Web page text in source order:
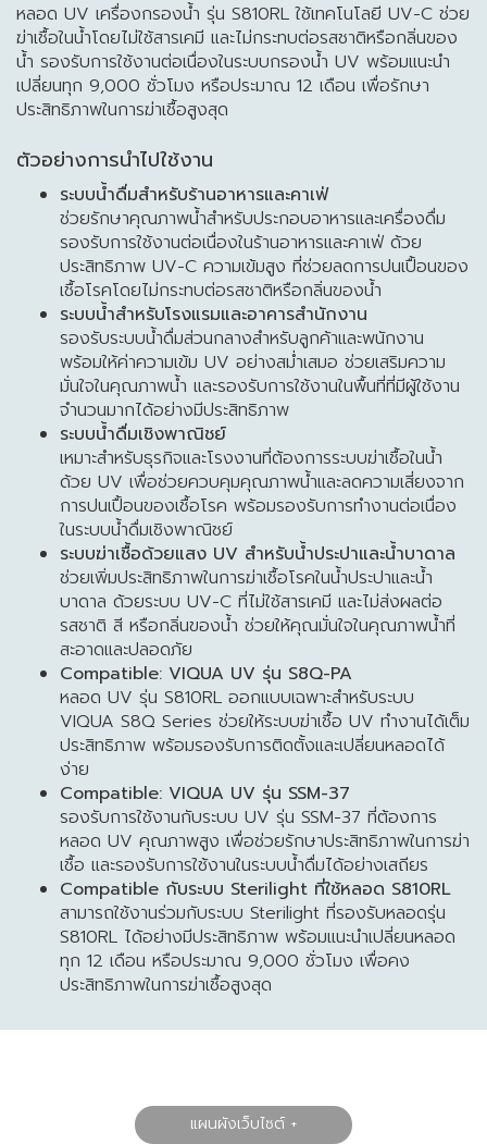
หลอด UV เครื่องกรองน้ำ รุ่น S810RL ใช้เทคโนโลยี UV-C ช่วย
ฆ่าเชื้อในน้ำโดยไม่ใช้สารเคมี และไม่กระทบต่อรสชาติหรือกลิ่นของ
น้ำ รองรับการใช้งานต่อเนื่องในระบบกรองน้ำ UV พร้อมแนะนำ
เปลี่ยนทุก 9,000 ชั่วโมง หรือประมาณ 12 เดือน เพื่อรักษา
ประสิทธิภาพในการฆ่าเชื้อสูงสุด
ตัวอย่างการนำไปใช้งาน
ระบบน้ำดื่มสำหรับร้านอาหารและคาเฟ่
ช่วยรักษาคุณภาพน้ำสำหรับประกอบอาหารและเครื่องดื่ม
รองรับการใช้งานต่อเนื่องในร้านอาหารและคาเฟ่ ด้วย
ประสิทธิภาพ UV-C ความเข้มสูง ที่ช่วยลดการปนเปื้อนของ
เชื้อโรคโดยไม่กระทบต่อรสชาติหรือกลิ่นของน้ำ
ระบบน้ำสำหรับโรงแรมและอาคารสำนักงาน
รองรับระบบน้ำดื่มส่วนกลางสำหรับลูกค้าและพนักงาน
พร้อมให้ค่าความเข้ม UV อย่างสม่ำเสมอ ช่วยเสริมความ
มั่นใจในคุณภาพน้ำ และรองรับการใช้งานในพื้นที่ที่มีผู้ใช้งาน
จำนวนมากได้อย่างมีประสิทธิภาพ
ระบบน้ำดื่มเชิงพาณิชย์
เหมาะสำหรับธุรกิจและโรงงานที่ต้องการระบบฆ่าเชื้อในน้ำ
ด้วย UV เพื่อช่วยควบคุมคุณภาพน้ำและลดความเสี่ยงจาก
การปนเปื้อนของเชื้อโรค พร้อมรองรับการทำงานต่อเนื่อง
ในระบบน้ำดื่มเชิงพาณิชย์
ระบบฆ่าเชื้อด้วยแสง UV สำหรับน้ำประปาและน้ำบาดาล
ช่วยเพิ่มประสิทธิภาพในการฆ่าเชื้อโรคในน้ำประปาและน้ำ
บาดาล ด้วยระบบ UV-C ที่ไม่ใช้สารเคมี และไม่ส่งผลต่อ
รสชาติ สี หรือกลิ่นของน้ำ ช่วยให้คุณมั่นใจในคุณภาพน้ำที่
สะอาดและปลอดภัย
Compatible: VIQUA UV รุ่น S8Q-PA
หลอด UV รุ่น S810RL ออกแบบเฉพาะสำหรับระบบ
VIQUA S8Q Series ช่วยให้ระบบฆ่าเชื้อ UV ทำงานได้เต็ม
ประสิทธิภาพ พร้อมรองรับการติดตั้งและเปลี่ยนหลอดได้
ง่าย
Compatible: VIQUA UV รุ่น SSM-37
รองรับการใช้งานกับระบบ UV รุ่น SSM-37 ที่ต้องการ
หลอด UV คุณภาพสูง เพื่อช่วยรักษาประสิทธิภาพในการฆ่า
เชื้อ และรองรับการใช้งานในระบบน้ำดื่มได้อย่างเสถียร
Compatible กับระบบ Sterilight ที่ใช้หลอด S810RL
สามารถใช้งานร่วมกับระบบ Sterilight ที่รองรับหลอดรุ่น
S810RL ได้อย่างมีประสิทธิภาพ พร้อมแนะนำเปลี่ยนหลอด
ทุก 12 เดือน หรือประมาณ 9,000 ชั่วโมง เพื่อคง
ประสิทธิภาพในการฆ่าเชื้อสูงสุด
แผนผังเว็บไซต์